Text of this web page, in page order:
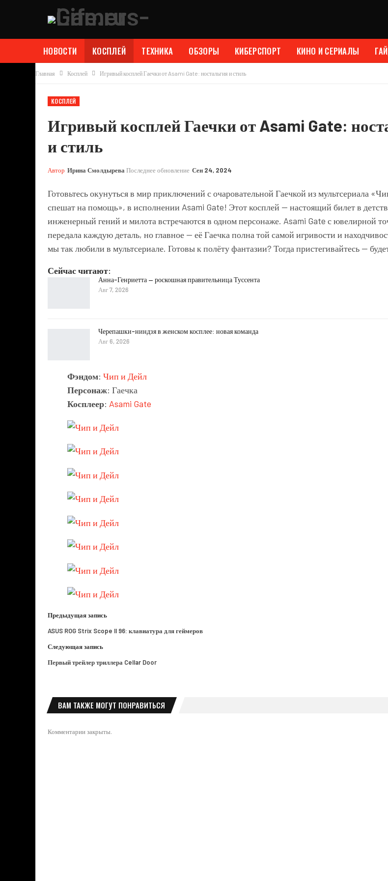
НОВОСТИ КОСПЛЕЙ ТЕХНИКА ОБЗОРЫ КИБЕРСПОРТ КИНО И СЕРИАЛЫ
Главная Косплей Игривый косплей Гаечки от Asami Gate: ностальгия и стиль
КОСПЛЕЙ
Игривый косплей Гаечки от Asami Gate:
и стиль
Автор Ирина СмолдыреваПоследнее обновление Сен 24, 2024
Готовьтесь окунуться в мир приключений с очаровательной Гаечкой из мультсериала
спешат на помощь», в исполнении Asami Gate! Этот косплей — настоящий билет в
инженерный гений и милота встречаются в одном персонаже. Asami Gate с ювелирной
передала каждую деталь, но главное — её Гаечка полна той самой игривости и
мы так любили в мультсериале. Готовы к полёту фантазии? Тогда пристегивайтесь —
Сейчас читают:
Анна-Генриетта — роскошная правительница Туссента
Авг 7, 2026
Черепашки-ниндзя в женском косплее: новая команда
Авг 6, 2026
Фэндом: Чип и Дейл
Персонаж: Гаечка
Косплеер: Asami Gate
Предыдущая запись
ASUS ROG Strix Scope II 96: клавиатура для геймеров
Следующая запись
Первый трейлер триллера Cellar Door
ВАМ ТАКЖЕ МОГУТ ПОНРАВИТЬСЯ
Комментарии закрыты.